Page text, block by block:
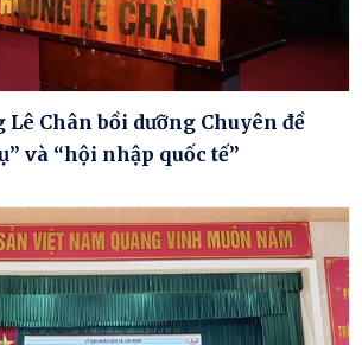
Chân bồi dưỡng Chuyên đề
và “hội nhập quốc tế”